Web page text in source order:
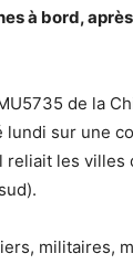
à bord,
de la
lundi sur une
reliait les villes
militaires,